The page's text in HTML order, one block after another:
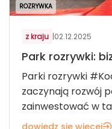
ROZRYWKA
z kraju |02.12.2025
Park rozrywki:
Parki rozrywki
zaczynają rozwój
zainwestować w
dowiedz się więcej